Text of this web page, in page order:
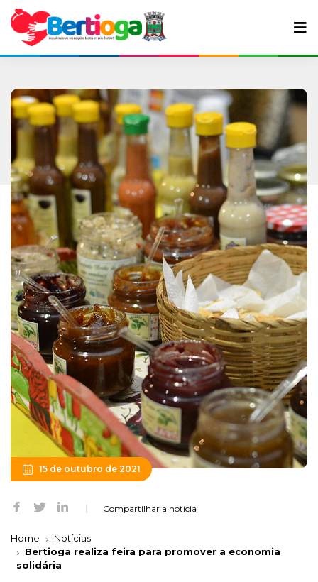
15 de outubro de 2021
Compartilhar a notícia
Home
Notícias
Bertioga realiza feira para promover a economia
solidária